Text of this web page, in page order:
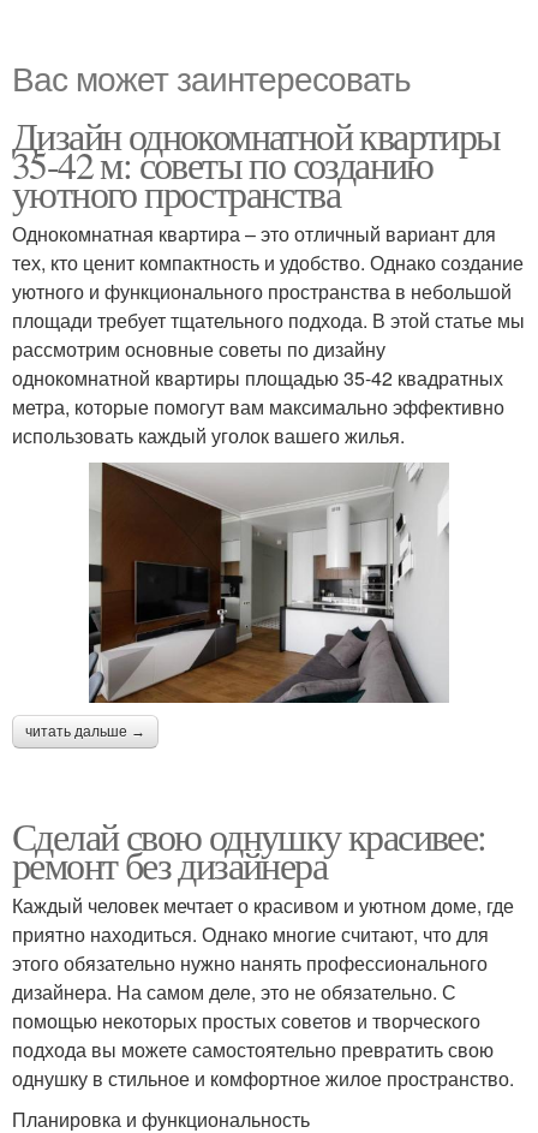
Вас может заинтересовать
Дизайн однокомнатной квартиры
35-42 м: советы по созданию
уютного пространства
Однокомнатная квартира – это отличный вариант для
тех, кто ценит компактность и удобство. Однако создание
уютного и функционального пространства в небольшой
площади требует тщательного подхода. В этой статье мы
рассмотрим основные советы по дизайну
однокомнатной квартиры площадью 35-42 квадратных
метра, которые помогут вам максимально эффективно
использовать каждый уголок вашего жилья.
читать дальше →
Сделай свою однушку красивее:
ремонт без дизайнера
Каждый человек мечтает о красивом и уютном доме, где
приятно находиться. Однако многие считают, что для
этого обязательно нужно нанять профессионального
дизайнера. На самом деле, это не обязательно. С
помощью некоторых простых советов и творческого
подхода вы можете самостоятельно превратить свою
однушку в стильное и комфортное жилое пространство.
Планировка и функциональность